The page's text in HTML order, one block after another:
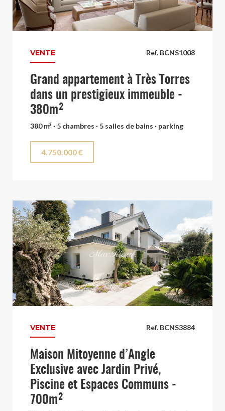
Ref. BCNS1008
VENTE
Grand appartement à Très Torres
dans un prestigieux immeuble -
380m²
380 m² · 5 chambres · 5 salles de bains · parking
4.750.000 €
Ref. BCNS3884
VENTE
Maison Mitoyenne d’Angle
Exclusive avec Jardin Privé,
Piscine et Espaces Communs -
700m²